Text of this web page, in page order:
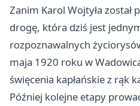
Zanim Karol Wojtyła został
drogę, która dziś jest
rozpoznawalnych
maja 1920 roku w
święcenia kapłańskie z rąk
Później kolejne etapy